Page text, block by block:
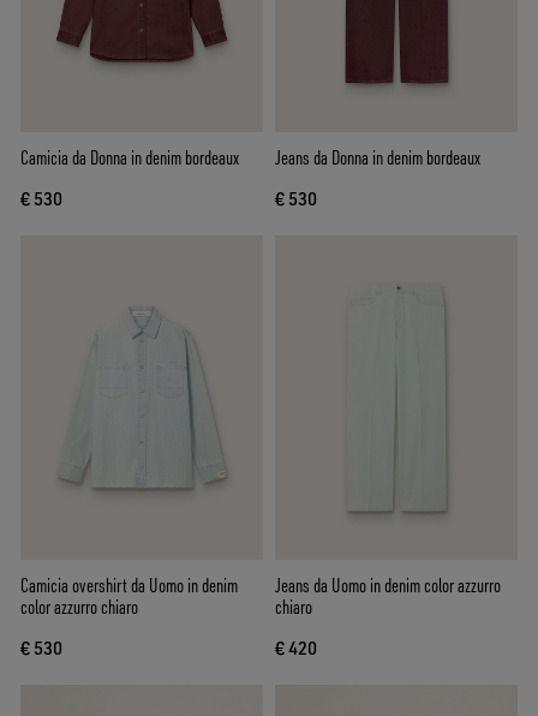
Camicia da Donna in denim bordeaux
€ 530
Jeans da Donna in denim bordeaux
€ 530
Camicia overshirt da Uomo in denim
color azzurro chiaro
€ 530
Jeans da Uomo in denim color azzurro
chiaro
€ 420